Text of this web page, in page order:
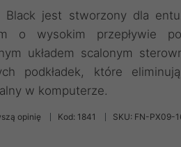
Black jest stworzony dla
o wysokim przepływie
układem scalonym
podkładek, które
w komputerze.
opinię Kod: 1841 SKU: FN-PX09-